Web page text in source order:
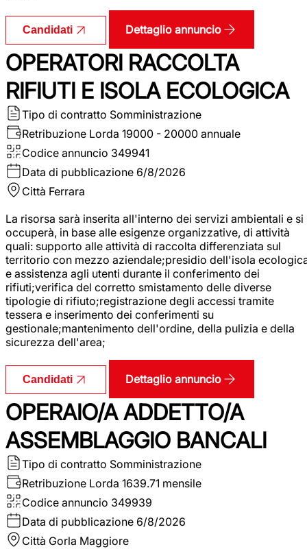
Candidati Dettaglio annuncio
OPERATORI RACCOLTA
RIFIUTI E ISOLA ECOLOGICA
Tipo di contratto Somministrazione
Retribuzione Lorda 19000 - 20000 annuale
Codice annuncio 349941
Data di pubblicazione 6/8/2026
Città Ferrara
La risorsa sarà inserita all'interno dei servizi ambientali e si
occuperà, in base alle esigenze organizzative, di attività
quali: supporto alle attività di raccolta differenziata sul
territorio con mezzo aziendale;presidio dell'isola
e assistenza agli utenti durante il conferimento dei
rifiuti;verifica del corretto smistamento delle diverse
tipologie di rifiuto;registrazione degli accessi tramite
tessera e inserimento dei conferimenti su
gestionale;mantenimento dell'ordine, della pulizia e della
sicurezza dell'area;
Candidati Dettaglio annuncio
OPERAIO/A ADDETTO/A
ASSEMBLAGGIO BANCALI
Tipo di contratto Somministrazione
Retribuzione Lorda 1639.71 mensile
Codice annuncio 349939
Data di pubblicazione 6/8/2026
Città Gorla Maggiore